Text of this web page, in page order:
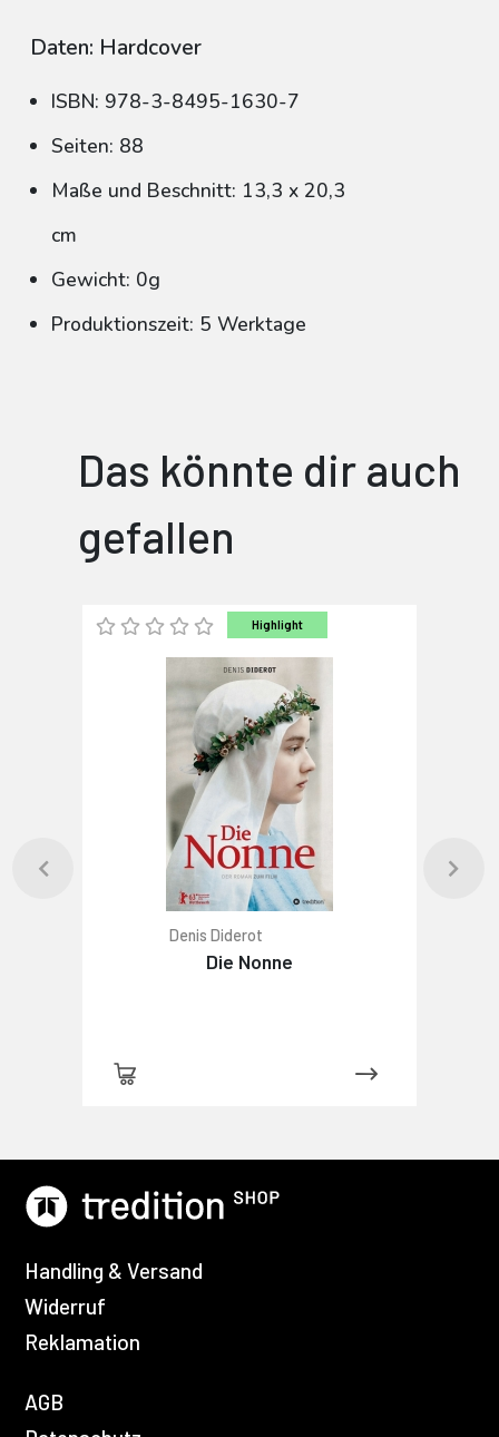
Daten: Hardcover
ISBN: 978-3-8495-1630-7
Seiten: 88
Maße und Beschnitt: 13,3 x 20,3
cm
Gewicht: 0g
Produktionszeit: 5 Werktage
Das könnte dir auch
gefallen
Highlight
Denis Diderot
Die Nonne
Handling & Versand
Widerruf
Reklamation
AGB